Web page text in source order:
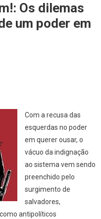
Os dilemas
um poder em
Com a recusa das
esquerdas no poder
em querer ousar, o
vácuo da indignação
ao sistema vem sendo
preenchido pelo
surgimento de
salvadores,
antipolíticos